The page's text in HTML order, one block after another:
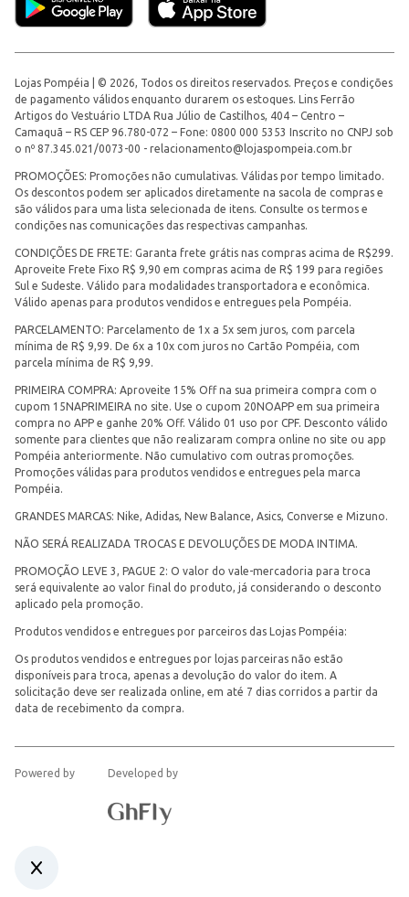
Lojas Pompéia | © 2026, Todos os direitos reservados. Preços e condições
de pagamento válidos enquanto durarem os estoques. Lins Ferrão
Artigos do Vestuário LTDA Rua Júlio de Castilhos, 404 – Centro –
Camaquã – RS CEP 96.780-072 – Fone: 0800 000 5353 Inscrito no CNPJ sob
o nº 87.345.021/0073-00 - relacionamento@lojaspompeia.com.br
PROMOÇÕES: Promoções não cumulativas. Válidas por tempo limitado.
Os descontos podem ser aplicados diretamente na sacola de compras e
são válidos para uma lista selecionada de itens. Consulte os termos e
condições nas comunicações das respectivas campanhas.
CONDIÇÕES DE FRETE: Garanta frete grátis nas compras acima de R$299.
Aproveite Frete Fixo R$ 9,90 em compras acima de R$ 199 para regiões
Sul e Sudeste. Válido para modalidades transportadora e econômica.
Válido apenas para produtos vendidos e entregues pela Pompéia.
PARCELAMENTO: Parcelamento de 1x a 5x sem juros, com parcela
mínima de R$ 9,99. De 6x a 10x com juros no Cartão Pompéia, com
parcela mínima de R$ 9,99.
PRIMEIRA COMPRA: Aproveite 15% Off na sua primeira compra com o
cupom 15NAPRIMEIRA no site. Use o cupom 20NOAPP em sua primeira
compra no APP e ganhe 20% Off. Válido 01 uso por CPF. Desconto válido
somente para clientes que não realizaram compra online no site ou app
Pompéia anteriormente. Não cumulativo com outras promoções.
Promoções válidas para produtos vendidos e entregues pela marca
Pompéia.
GRANDES MARCAS: Nike, Adidas, New Balance, Asics, Converse e Mizuno.
NÃO SERÁ REALIZADA TROCAS E DEVOLUÇÕES DE MODA INTIMA.
PROMOÇÃO LEVE 3, PAGUE 2: O valor do vale-mercadoria para troca
será equivalente ao valor final do produto, já considerando o desconto
aplicado pela promoção.
Produtos vendidos e entregues por parceiros das Lojas Pompéia:
Os produtos vendidos e entregues por lojas parceiras não estão
disponíveis para troca, apenas a devolução do valor do item. A
solicitação deve ser realizada online, em até 7 dias corridos a partir da
data de recebimento da compra.
Powered by Developed by